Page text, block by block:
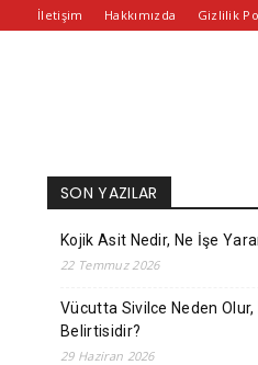
İletişim Hakkımızda Gizlilik
SON YAZILAR
Kojik Asit Nedir, Ne İşe
22 Temmuz 2026
Vücutta Sivilce Neden Olur,
Belirtisidir?
29 Haziran 2026